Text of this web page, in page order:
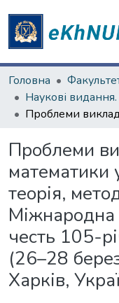
Головна
Проблеми
математики
теорія,
Міжнародна
честь 105-
(26–28
Харків,